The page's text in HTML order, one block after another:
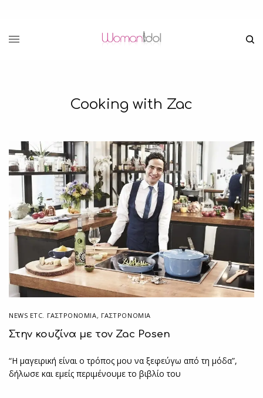
Cooking with Zac
NEWS ETC. ΓΑΣΤΡΟΝΟΜΊΑ, ΓΑΣΤΡΟΝΟΜΙΑ
Στην κουζίνα με τον Zac Posen
“Η μαγειρική είναι ο τρόπος μου να ξεφεύγω από τη μόδα”,
δήλωσε και εμείς περιμένουμε το βιβλίο του